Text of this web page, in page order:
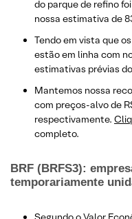
do parque de refino
nossa estimativa de
Tendo em vista que
estão em linha com
estimativas prévias
Mantemos nossa
com preços-alvo de
respectivamente.
completo.
BRF (BRFS3):
temporariamente